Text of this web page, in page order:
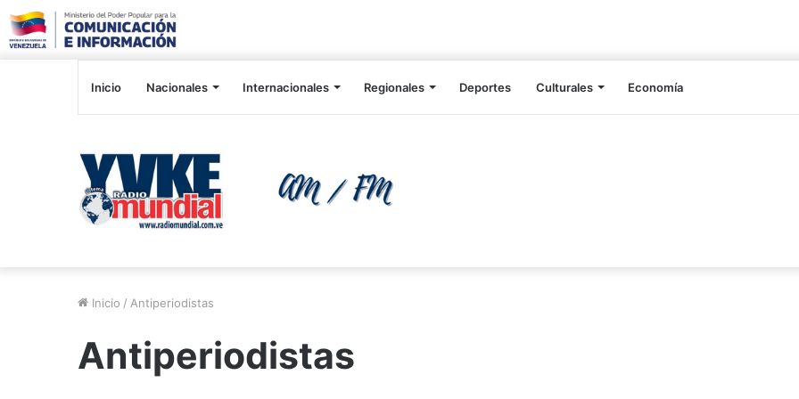
Inicio Nacionales Internacionales Regionales Deportes Culturales Economía
Inicio / Antiperiodistas
Antiperiodistas